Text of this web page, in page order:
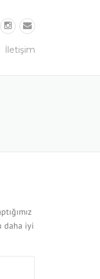
İletişim
daha iyi